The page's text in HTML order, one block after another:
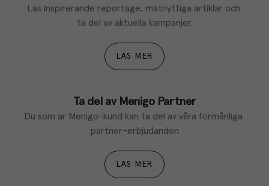
Läs inspirerande reportage, matnyttiga artiklar och
ta del av aktuella kampanjer.
LÄS MER
Ta del av Menigo Partner
Du som är Menigo-kund kan ta del av våra förmånliga
partner-erbjudanden
LÄS MER